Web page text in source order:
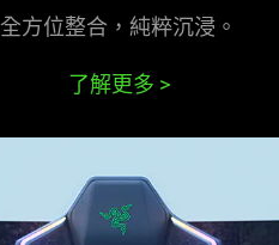
全方位整合，純粹沉浸 。
了解更多 >